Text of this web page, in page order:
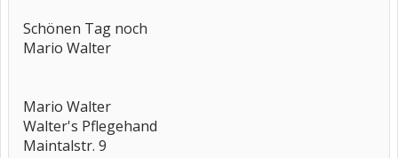
Schönen Tag noch
Mario Walter
Mario Walter
Walter's Pflegehand
Maintalstr. 9